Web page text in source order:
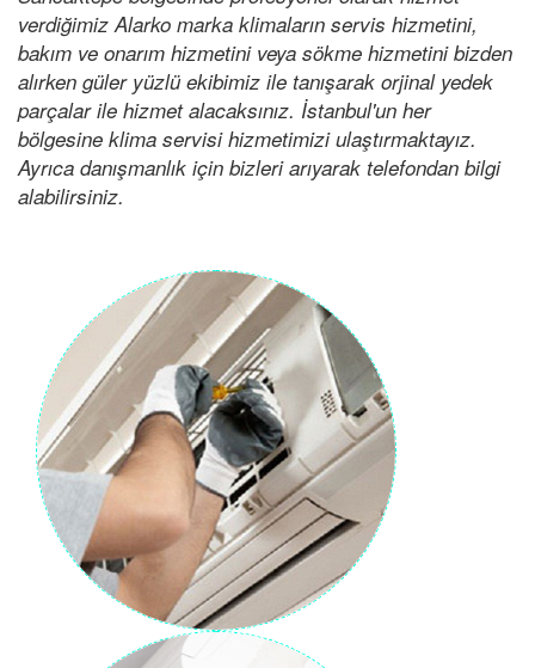
verdiğimiz Alarko marka klimaların servis hizmetini,
bakım ve onarım hizmetini veya sökme hizmetini bizden
alırken güler yüzlü ekibimiz ile tanışarak orjinal yedek
parçalar ile hizmet alacaksınız. İstanbul'un her
bölgesine klima servisi hizmetimizi ulaştırmaktayız.
Ayrıca danışmanlık için bizleri arıyarak telefondan bilgi
alabilirsiniz.